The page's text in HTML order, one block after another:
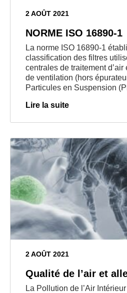
NORME ISO 16890-1
La norme ISO 16890-1
classification des filtres
centrales de traitement d’air
de ventilation (hors
Particules en Suspension
Lire la suite
2 AOÛT 2021
Qualité de l’air et
La Pollution de l’Air
2 AOÛT 2021